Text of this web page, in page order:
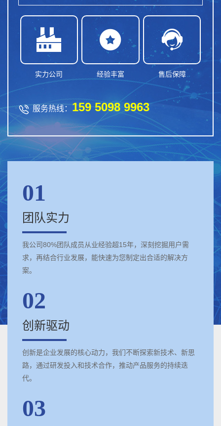

实力公司

经验丰富

售后保障
 服务热线： 159 5098 9963
01
团队实力
我公司80%团队成员从业经验超15年，深刻挖掘用户需
求，再结合行业发展，能快速为您制定出合适的解决方
案。
02
创新驱动
创新是企业发展的核心动力，我们不断探索新技术、新思
路，通过研发投入和技术合作，推动产品服务的持续迭
代。
03